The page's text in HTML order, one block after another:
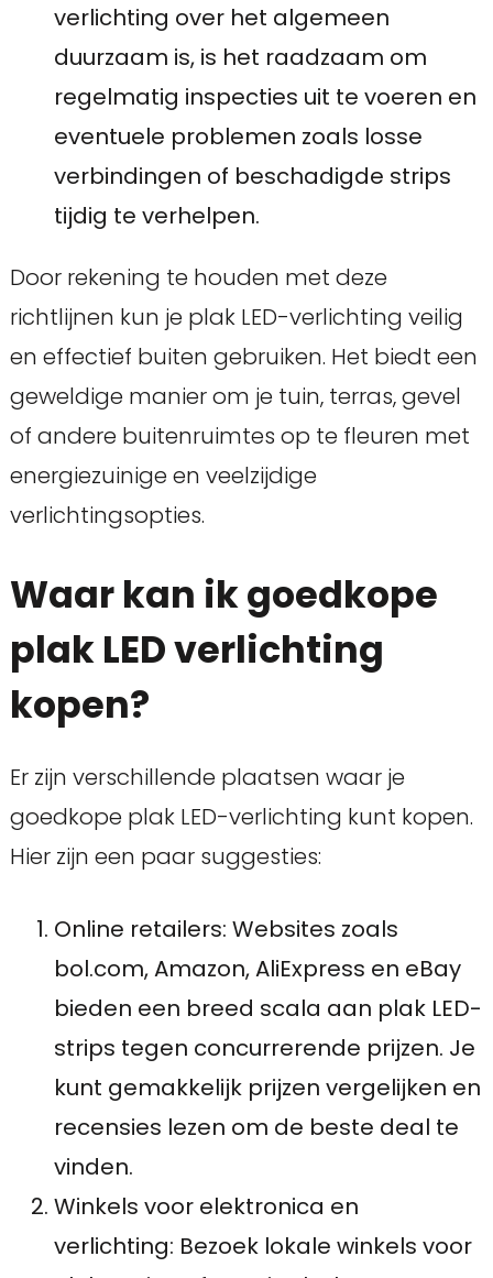
verlichting over het algemeen
duurzaam is, is het raadzaam om
regelmatig inspecties uit te voeren en
eventuele problemen zoals losse
verbindingen of beschadigde strips
tijdig te verhelpen.
Door rekening te houden met deze
richtlijnen kun je plak LED-verlichting veilig
en effectief buiten gebruiken. Het biedt een
geweldige manier om je tuin, terras, gevel
of andere buitenruimtes op te fleuren met
energiezuinige en veelzijdige
verlichtingsopties.
Waar kan ik goedkope
plak LED verlichting
kopen?
Er zijn verschillende plaatsen waar je
goedkope plak LED-verlichting kunt kopen.
Hier zijn een paar suggesties:
Online retailers: Websites zoals
bol.com, Amazon, AliExpress en eBay
bieden een breed scala aan plak LED-
strips tegen concurrerende prijzen. Je
kunt gemakkelijk prijzen vergelijken en
recensies lezen om de beste deal te
vinden.
Winkels voor elektronica en
verlichting: Bezoek lokale winkels voor